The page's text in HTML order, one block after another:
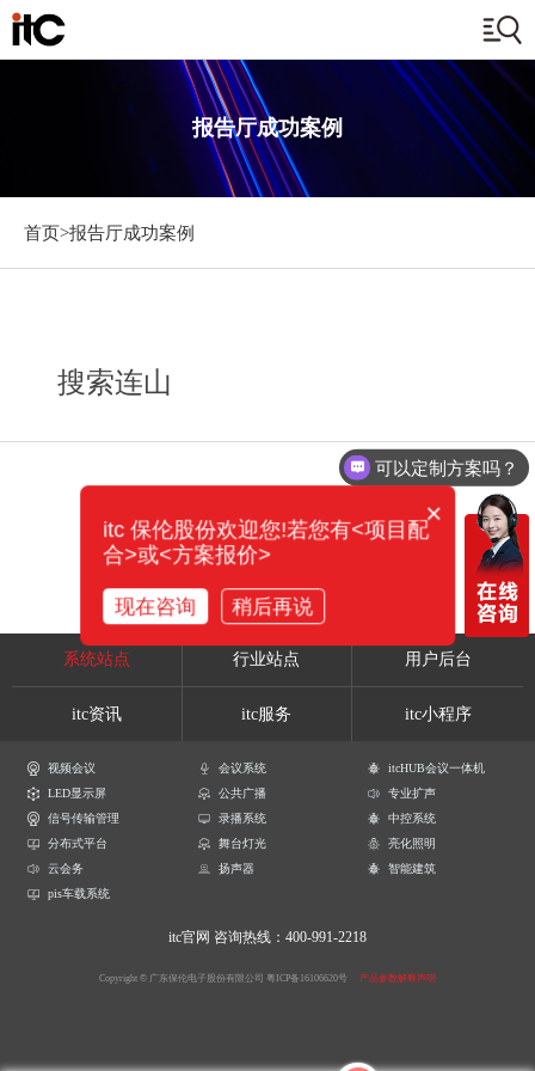
报告厅成功案例
首页>报告厅成功案例
搜索连山
系统站点 行业站点 用户后台
itc资讯 itc服务 itc小程序
视频会议 会议系统
itcHUB会议一体机
LED显示屏
公共广播
专业扩声
信号传输管理
录播系统
中控系统
分布式平台
舞台灯光
亮化照明
云会务
扬声器
智能建筑
pis车载系统
itc官网 咨询热线：400-991-2218
Copyright © 广东保伦电子股份有限公司 粤ICP备16106620号 产品参数解释声明
可以定制方案吗？
×
itc 保伦股份欢迎您!若您有<项目配
合>或<方案报价>
现在咨询 稍后再说